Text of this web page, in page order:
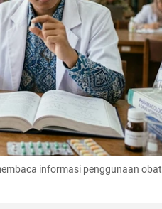
informasi penggunaan